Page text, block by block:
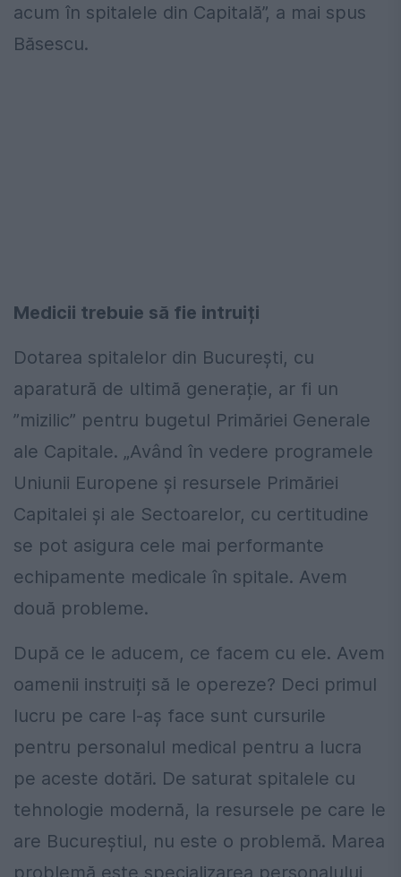
acum în spitalele din Capitală”, a mai spus
Băsescu.
Medicii trebuie să fie intruiți
Dotarea spitalelor din București, cu
aparatură de ultimă generație, ar fi un
”mizilic” pentru bugetul Primăriei Generale
ale Capitale. „Având în vedere programele
Uniunii Europene și resursele Primăriei
Capitalei și ale Sectoarelor, cu certitudine
se pot asigura cele mai performante
echipamente medicale în spitale. Avem
două probleme.
După ce le aducem, ce facem cu ele. Avem
oamenii instruiți să le opereze? Deci primul
lucru pe care l-aș face sunt cursurile
pentru personalul medical pentru a lucra
pe aceste dotări. De saturat spitalele cu
tehnologie modernă, la resursele pe care le
are Bucureștiul, nu este o problemă. Marea
problemă este specializarea personalului,